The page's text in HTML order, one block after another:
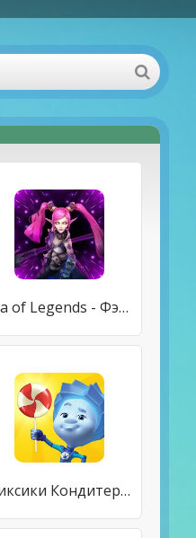
Era of Legends - Фэнтези битвы и драконы в ММОРПГ
Фиксики Кондитерская Фабрика: Шоколадный Торт Игра